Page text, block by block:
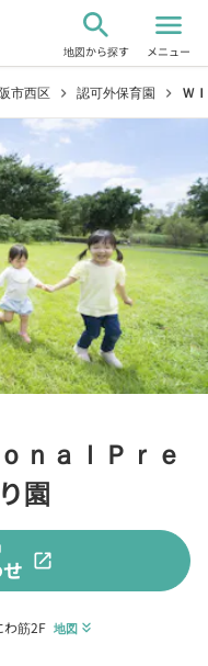
search
地図から探す
menu
メニュー
市西区 chevron_right 認可外保育園 chevron_right Ｗ
ｎａｌＰｒｅ
園
open_in_new
わ筋2F 地図 keyboard_double_arrow_down